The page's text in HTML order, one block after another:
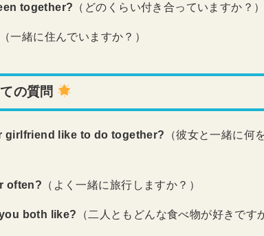
together? （どのくらい付き合っていますか？
（一緒に住んでいますか？）
の質問
girlfriend like to do together? （彼女と一緒に何
often? （よく一緒に旅行しますか？）
both like? （二人ともどんな食べ物が好きです